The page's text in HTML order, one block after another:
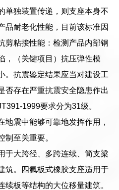
单独装置传递，则支座本身不
品耐老化性能，目前该标准因
剪粘接性能：检测产品内部钢
，（关键项目）抗压弹性模
。抗震鉴定结果应当对建设工
否存在严重抗震安全隐患作出
1999要求分为31级。
地震中能够可靠地发挥作用，
制至关重要。
于大跨径、多跨连续、简支梁
筑。四氟板式橡胶支座适用于
板等结构的大位移量建筑。